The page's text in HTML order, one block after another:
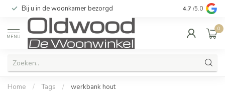
Bij u in de woonkamer bezorgd Kwaliteit &
4.7 /5.0
MENU
0
Home / Tags / werkbank hout